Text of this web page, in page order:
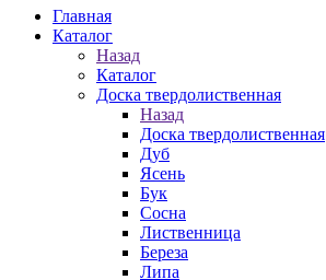
Главная
Каталог
Назад
Каталог
Доска твердолиственная
Назад
Доска твердолиственная
Дуб
Ясень
Бук
Сосна
Лиственница
Береза
Липа